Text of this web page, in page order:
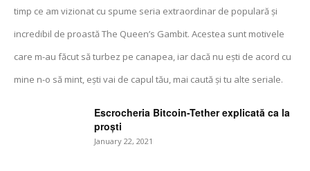
timp ce am vizionat cu spume seria extraordinar de populară și
incredibil de proastă The Queen’s Gambit. Acestea sunt motivele
care m-au făcut să turbez pe canapea, iar dacă nu ești de acord cu
mine n-o să mint, ești vai de capul tău, mai caută și tu alte seriale.
Escrocheria Bitcoin-Tether explicată ca la
proști
January 22, 2021